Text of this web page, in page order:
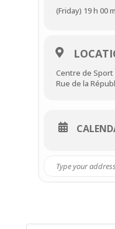
(Friday) 19 h 00
Centre de
Rue de la